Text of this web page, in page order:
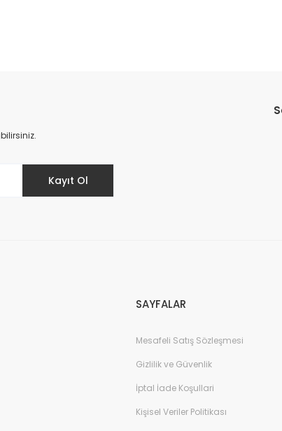
Kayıt Ol
SAYFALAR
Mesafeli Satış Sözleşmesi
Gizlilik ve Güvenlik
İptal İade Koşullari
Kişisel Veriler Politikası